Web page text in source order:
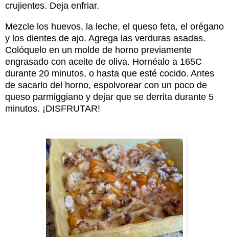
crujientes. Deja enfriar.
Mezcle los huevos, la leche, el queso feta, el orégano
y los dientes de ajo. Agrega las verduras asadas.
Colóquelo en un molde de horno previamente
engrasado con aceite de oliva. Hornéalo a 165C
durante 20 minutos, o hasta que esté cocido. Antes
de sacarlo del horno, espolvorear con un poco de
queso parmiggiano y dejar que se derrita durante 5
minutos. ¡DISFRUTAR!